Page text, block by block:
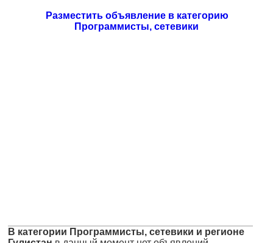
Разместить объявление в категорию
Программисты, сетевики
В категории Программисты, сетевики и регионе